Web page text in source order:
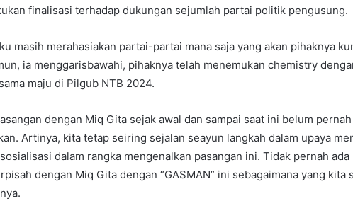
finalisasi terhadap dukungan sejumlah partai politik pengusung.
masih merahasiakan partai-partai mana saja yang akan pihaknya
ia menggarisbawahi, pihaknya telah menemukan chemistry
maju di Pilgub NTB 2024.
dengan Miq Gita sejak awal dan sampai saat ini belum
Artinya, kita tetap seiring sejalan seayun langkah dalam upaya
dalam rangka mengenalkan pasangan ini. Tidak pernah ada
dengan Miq Gita dengan “GASMAN” ini sebagaimana yang kita